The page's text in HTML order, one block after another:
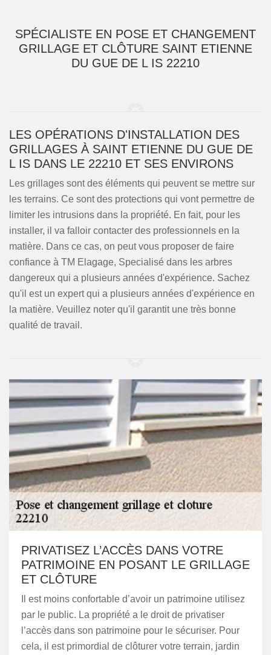
SPÉCIALISTE EN POSE ET CHANGEMENT
GRILLAGE ET CLÔTURE SAINT ETIENNE
DU GUE DE L IS 22210
LES OPÉRATIONS D'INSTALLATION DES
GRILLAGES À SAINT ETIENNE DU GUE DE
L IS DANS LE 22210 ET SES ENVIRONS
Les grillages sont des éléments qui peuvent se mettre sur
les terrains. Ce sont des protections qui vont permettre de
limiter les intrusions dans la propriété. En fait, pour les
installer, il va falloir contacter des professionnels en la
matière. Dans ce cas, on peut vous proposer de faire
confiance à TM Elagage, Specialisé dans les arbres
dangereux qui a plusieurs années d'expérience. Sachez
qu'il est un expert qui a plusieurs années d'expérience en
la matière. Veuillez noter qu'il garantit une très bonne
qualité de travail.
PRIVATISEZ L’ACCÈS DANS VOTRE
PATRIMOINE EN POSANT LE GRILLAGE
ET CLÔTURE
Il est moins confortable d’avoir un patrimoine utilisez
par le public. La propriété a le droit de privatiser
l’accès dans son patrimoine pour le sécuriser. Pour
cela, il est primordial de clôturer votre terrain, jardin